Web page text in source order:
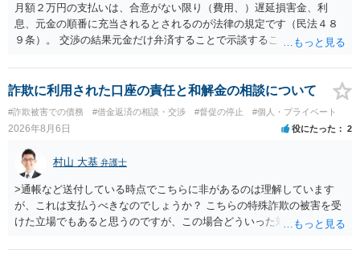
月額２万円の支払いは、合意がない限り（費用、）遅延損害金、利
息、元金の順番に充当されるとされるのが法律の規定です（民法４８
９条）。 交渉の結果元金だけ弁済することで示談することは、弁護士
ることには消極的なことが多いものの、お近くの弁護士にご依頼しチ
ャレンジなさる意義は十分にあると思います。
詐欺に利用された口座の責任と和解金の相談について
#詐欺被害での債務 #借金返済の相談・交渉 #督促の停止 #個人・プライベート
2026年8月6日 役にたった 2
村山 大基 弁護士
>通帳など送付している時点でこちらに非があるのは理解しています
が、これは支払うべきなのでしょうか？ こちらの特殊詐欺の被害を受
けた立場でもあると思うのですが、この場合どういった対処が必要で
がいいとは思います。 そもそも、特殊詐欺関係なく旦那さんの行為